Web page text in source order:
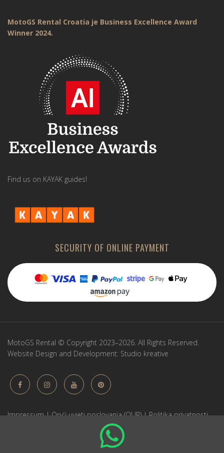
MotoGS Rental Croatia je Business Excellence Award
Winner 2024.
Find us on KAYAK guides!
SECURITY OF ONLINE PAYMENT
MotoGS Rental © Copyright 2023–2026. All Rights Reserved.
Website Design and Development: Studio kreative
Impressum|Opći uvjeti poslovanja (OUP)|Politika privatnosti